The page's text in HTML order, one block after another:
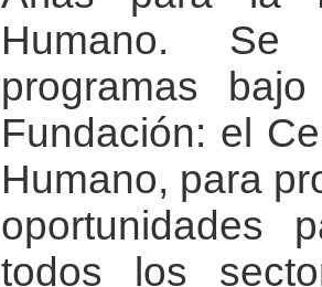
Humano. Se
programas
Fundación: el
Humano, para
oportunidades
todos los